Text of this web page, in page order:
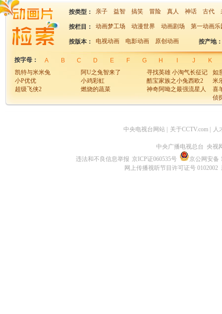
按类型： 亲子 益智 搞笑 冒险 真人 神话 古代
按栏目： 动画梦工场 动漫世界 动画剧场 第一动画乐
按版本： 电视动画 电影动画 原创动画 按产地：
按字母： A B C D E F G H J
K
凯特与米米兔
阿U之兔智来了 寻找英雄 小淘气长征记
如
小P优优
小鸡彩虹 酷宝家族之小兔西欧2
米
超级飞侠2
燃烧的蔬菜 神奇阿呦之最强流星人
喜
侦
中央电视台网站 关于CCTV.com 人
中央广播电视总台 央视
违法和不良信息举报 京ICP证060535号
京公网安备
网上传播视听节目许可证号 0102002